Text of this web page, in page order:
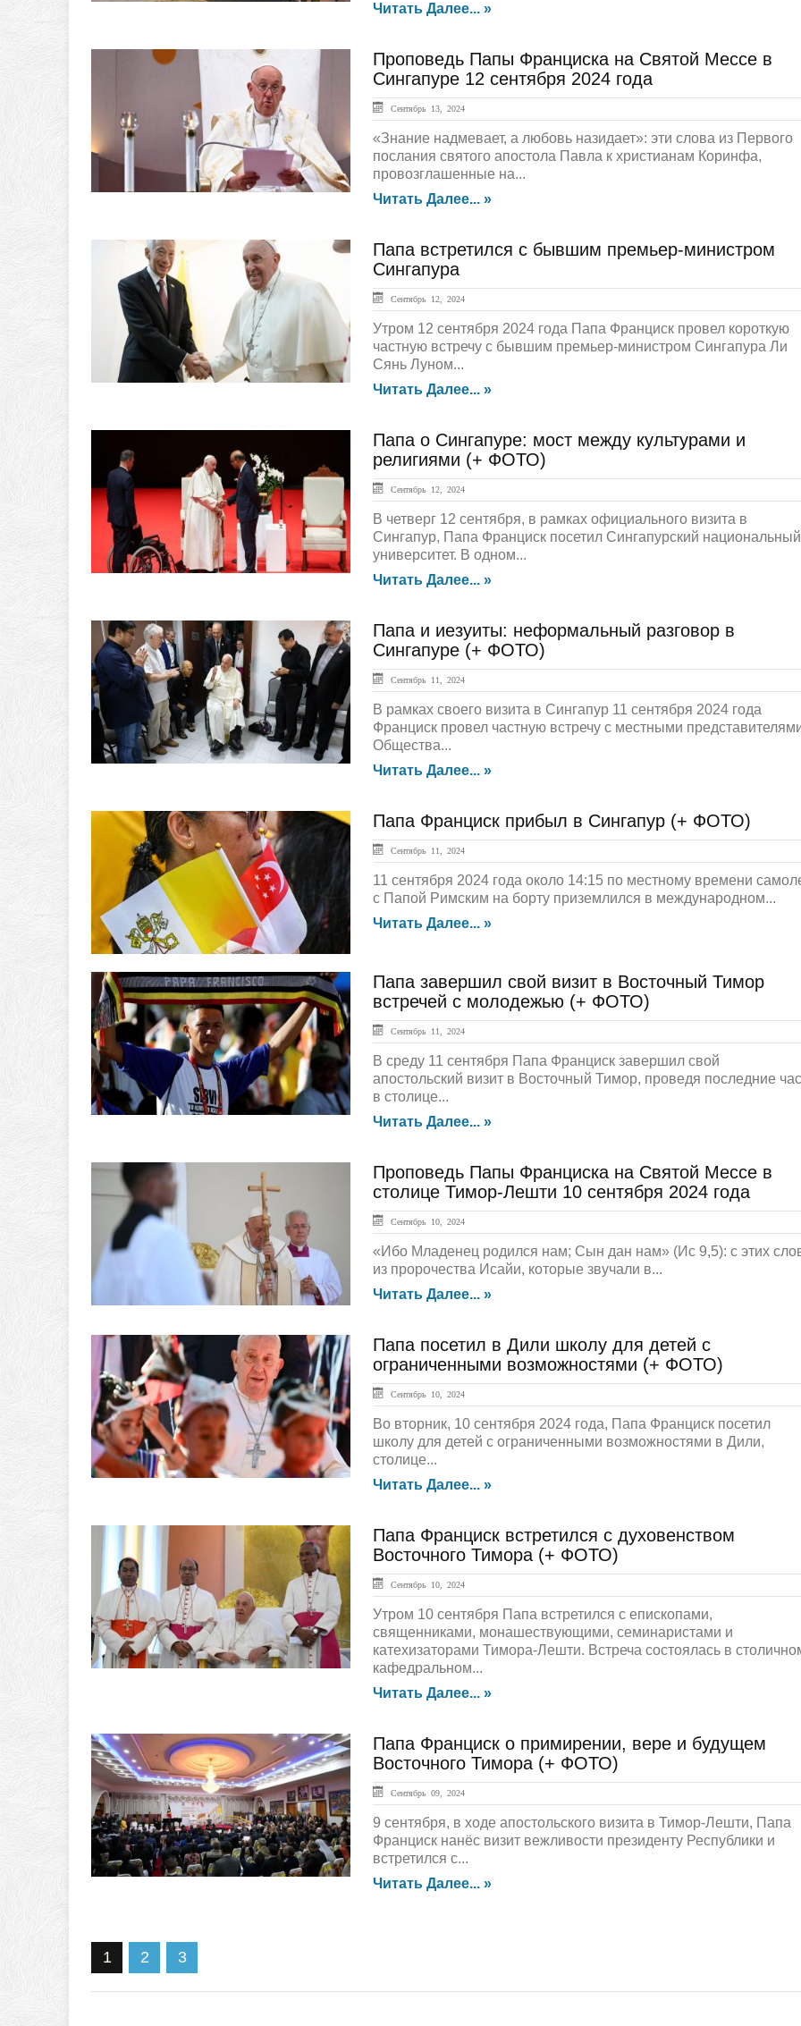
Читать Далее... »
ЛЕНТА НОВОСТЕЙ
Проповедь Папы Франциска на Святой Мессе в
Сингапуре 12 сентября 2024 года
Сентябрь 13, 2024
«Знание надмевает, а любовь назидает»: эти слова из Первого
послания святого апостола Павла к христианам Коринфа,
провозглашенные на...
Читать Далее... »
ЛЕНТА НОВОСТЕЙ
Папа встретился с бывшим премьер-министром
Сингапура
Сентябрь 12, 2024
Утром 12 сентября 2024 года Папа Франциск провел короткую
частную встречу с бывшим премьер-министром Сингапура Ли
Сянь Луном...
Читать Далее... »
ЛЕНТА НОВОСТЕЙ
Папа о Сингапуре: мост между культурами и
религиями (+ ФОТО)
Сентябрь 12, 2024
В четверг 12 сентября, в рамках официального визита в
Сингапур, Папа Франциск посетил Сингапурский национальный
университет. В одном...
Читать Далее... »
ГЛАВНАЯ
Папа и иезуиты: неформальный разговор в
Сингапуре (+ ФОТО)
Сентябрь 11, 2024
В рамках своего визита в Сингапур 11 сентября 2024 года
Франциск провел частную встречу с местными
Общества...
Читать Далее... »
ГЛАВНАЯ
Папа Франциск прибыл в Сингапур (+ ФОТО)
Сентябрь 11, 2024
11 сентября 2024 года около 14:15 по местному времени
с Папой Римским на борту приземлился в международном...
Читать Далее... »
ГЛАВНАЯ
Папа завершил свой визит в Восточный Тимор
встречей с молодежью (+ ФОТО)
Сентябрь 11, 2024
В среду 11 сентября Папа Франциск завершил свой
апостольский визит в Восточный Тимор, проведя последние
в столице...
Читать Далее... »
ЛЕНТА НОВОСТЕЙ
Проповедь Папы Франциска на Святой Мессе в
столице Тимор-Лешти 10 сентября 2024 года
Сентябрь 10, 2024
«Ибо Младенец родился нам; Сын дан нам» (Ис 9,5): с этих
из пророчества Исайи, которые звучали в...
Читать Далее... »
ГЛАВНАЯ
Папа посетил в Дили школу для детей с
ограниченными возможностями (+ ФОТО)
Сентябрь 10, 2024
Во вторник, 10 сентября 2024 года, Папа Франциск посетил
школу для детей с ограниченными возможностями в Дили,
столице...
Читать Далее... »
ГЛАВНАЯ
Папа Франциск встретился с духовенством
Восточного Тимора (+ ФОТО)
Сентябрь 10, 2024
Утром 10 сентября Папа встретился с епископами,
священниками, монашествующими, семинаристами и
катехизаторами Тимора-Лешти. Встреча состоялась в
кафедральном...
Читать Далее... »
ГЛАВНАЯ
Папа Франциск о примирении, вере и будущем
Восточного Тимора (+ ФОТО)
Сентябрь 09, 2024
9 сентября, в ходе апостольского визита в Тимор-Лешти, Папа
Франциск нанёс визит вежливости президенту Республики и
встретился с...
Читать Далее... »
1 2 3